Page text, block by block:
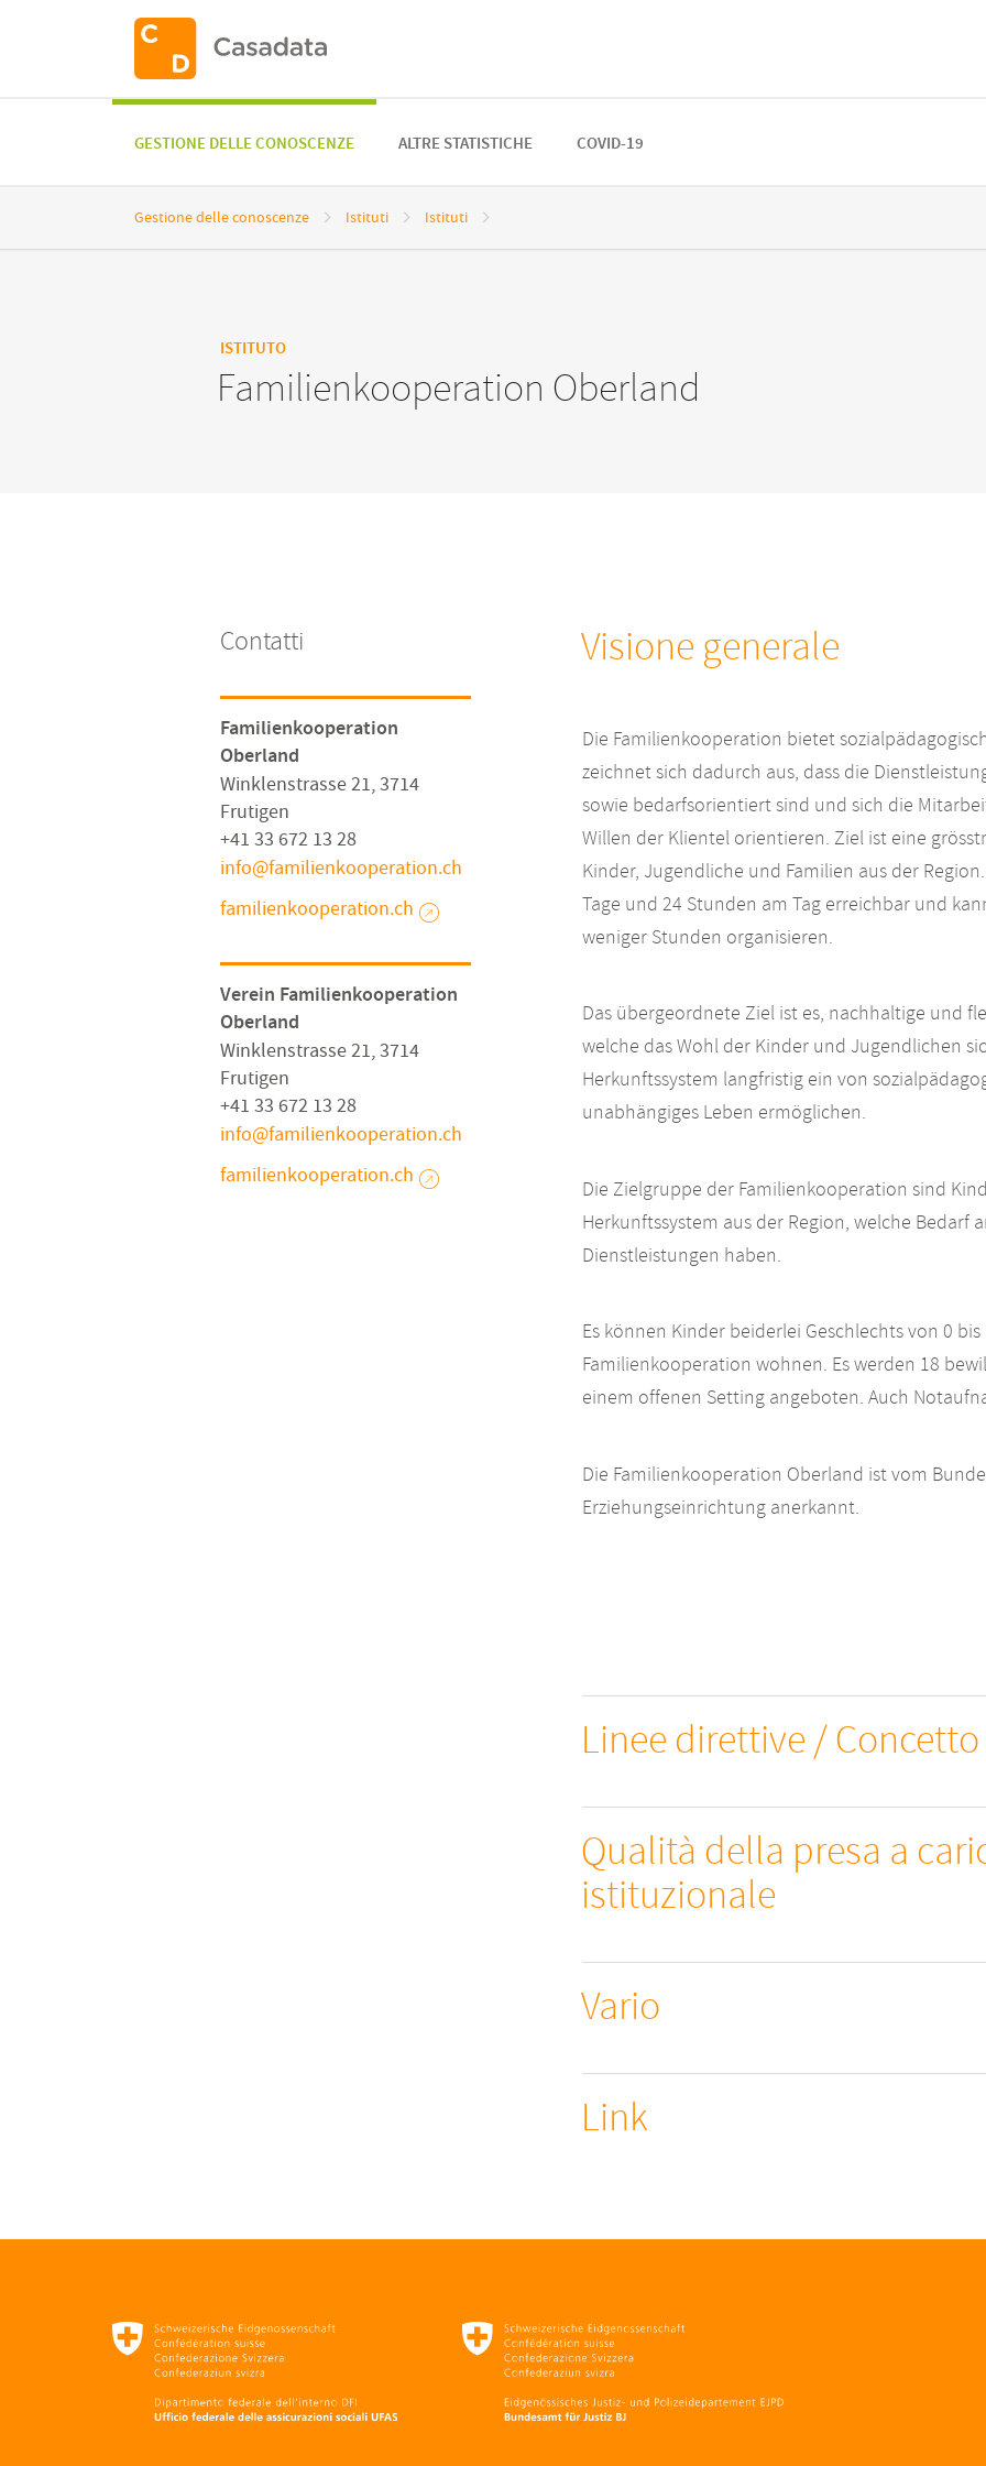
GESTIONE DELLE CONOSCENZE ALTRE STATISTICHE COVID-19
Gestione delle conoscenze Istituti Istituti
ISTITUTO
Familienkooperation Oberland
Visione generale
Die Familienkooperation bietet
zeichnet sich dadurch aus, dass die
sowie bedarfsorientiert sind und sich die
Willen der Klientel orientieren. Ziel ist eine
Kinder, Jugendliche und Familien aus der
Tage und 24 Stunden am Tag erreichbar und
weniger Stunden organisieren.
Das übergeordnete Ziel ist es, nachhaltige und
welche das Wohl der Kinder und Jugendlichen
Herkunftssystem langfristig ein von
unabhängiges Leben ermöglichen.
Die Zielgruppe der Familienkooperation sind
Herkunftssystem aus der Region, welche Bedarf
Dienstleistungen haben.
Es können Kinder beiderlei Geschlechts von 0
Familienkooperation wohnen. Es werden 18
einem offenen Setting angeboten. Auch
Die Familienkooperation Oberland ist vom
Erziehungseinrichtung anerkannt.
Linee direttive / Concetto
Qualità della presa a
istituzionale
Vario
Link
Contatti
Familienkooperation
Oberland
Winklenstrasse 21, 3714
Frutigen
+41 33 672 13 28
info
familienkooperationch
familienkooperation.ch
Verein Familienkooperation
Oberland
Winklenstrasse 21, 3714
Frutigen
+41 33 672 13 28
info
familienkooperationch
familienkooperation.ch